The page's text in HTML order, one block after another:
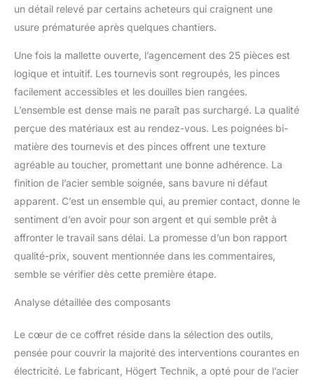
LES PROFESSIONNELS &
LES ARTISANTS : Idéal
l'entretien et l'installation
- Indispensable pour les
électriciens, les
mécaniciens et toute
personne qui doit
travailler en toute
sécurité sous tension
un détail relevé par certains acheteurs qui craignent une
usure prématurée après quelques chantiers.
Une fois la mallette ouverte, l’agencement des 25 pièces est
logique et intuitif. Les tournevis sont regroupés, les pinces
facilement accessibles et les douilles bien rangées.
L’ensemble est dense mais ne paraît pas surchargé. La qualité
perçue des matériaux est au rendez-vous. Les poignées bi-
matière des tournevis et des pinces offrent une texture
agréable au toucher, promettant une bonne adhérence. La
finition de l’acier semble soignée, sans bavure ni défaut
apparent. C’est un ensemble qui, au premier contact, donne le
sentiment d’en avoir pour son argent et qui semble prêt à
affronter le travail sans délai. La promesse d’un bon rapport
qualité-prix, souvent mentionnée dans les commentaires,
semble se vérifier dès cette première étape.
Analyse détaillée des composants
Le cœur de ce coffret réside dans la sélection des outils,
pensée pour couvrir la majorité des interventions courantes en
électricité. Le fabricant, Högert Technik, a opté pour de l’acier